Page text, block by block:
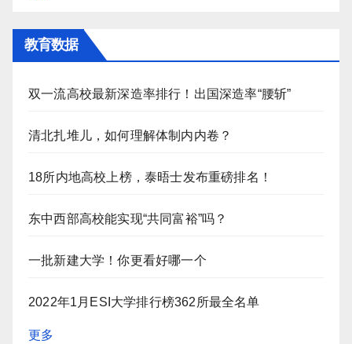
教育数据
双一流高校最新深造率排行！出国深造率“腰斩”
清北扎堆儿，如何理解体制内内卷？
18所内地高校上榜，泰晤士发布重磅排名！
东中西部高校能实现“共同富裕”吗？
一批新建大学！你更看好哪一个
2022年1月ESI大学排行榜362所最全名单
更多